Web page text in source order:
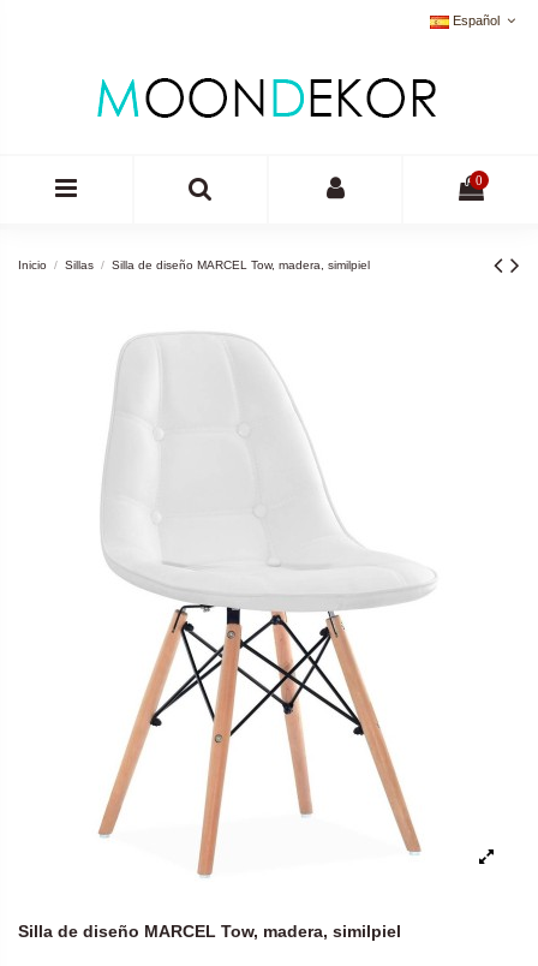
Español
0
Inicio Sillas Silla de diseño MARCEL Tow, madera, similpiel
Silla de diseño MARCEL Tow, madera, similpiel